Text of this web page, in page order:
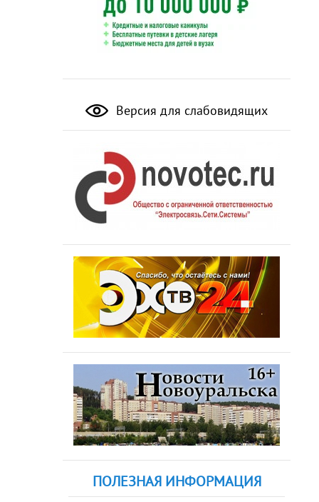
Версия для слабовидящих
ПОЛЕЗНАЯ ИНФОРМАЦИЯ